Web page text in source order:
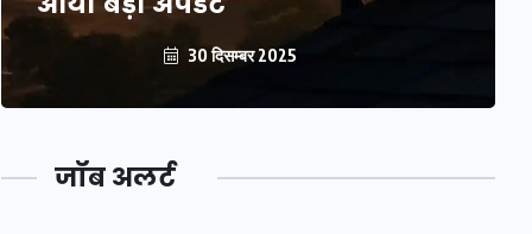
30 दिसम्बर 2025
जॉब अलर्ट